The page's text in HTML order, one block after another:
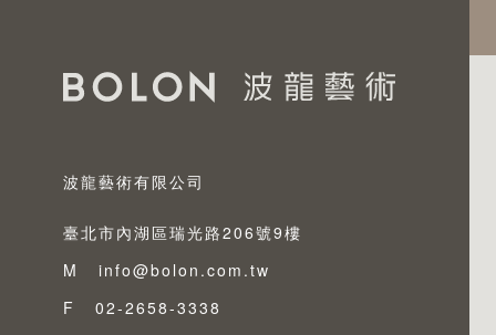
波龍藝術有限公司
臺北市內湖區瑞光路206號9樓
M
info@bolon.com.tw
F
02-2658-3338